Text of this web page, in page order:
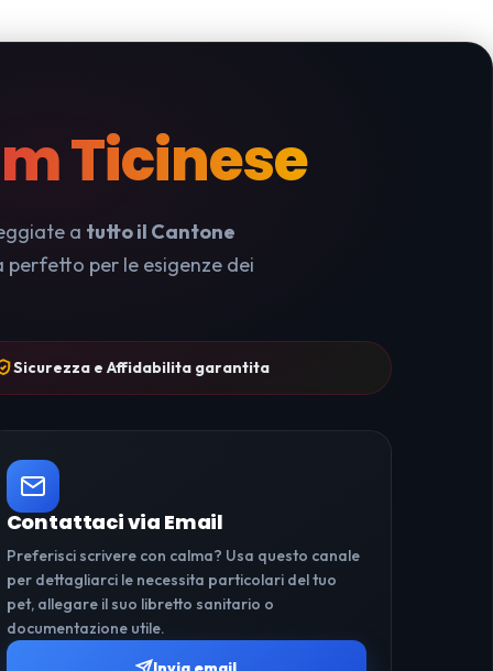
Ticinese
a tutto il Cantone
perfetto per le esigenze dei
Sicurezza e Affidabilita garantita
Contattaci via Email
Preferisci scrivere con calma? Usa questo canale
per dettagliarci le necessita particolari del tuo
pet, allegare il suo libretto sanitario o
documentazione utile.